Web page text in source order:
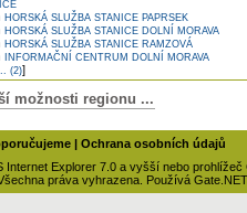
HORSKÁ SLUŽBA STANICE PAPRSEK
HORSKÁ SLUŽBA STANICE DOLNÍ MORAVA
HORSKÁ SLUŽBA STANICE RAMZOVÁ
INFORMAČNÍ CENTRUM DOLNÍ MORAVA
(2)]
možnosti regionu ...
| Ochrana osobních údajů
Internet Explorer 7.0 a vyšší nebo prohlížeč
práva vyhrazena. Používá